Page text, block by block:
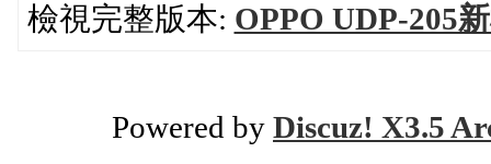
檢視完整版本: OPPO UDP-205
Powered by Discuz! X3.5